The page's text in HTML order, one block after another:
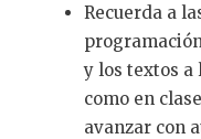
Recuerda a
y los textos a
como en
avanzar con